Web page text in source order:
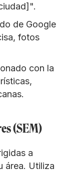
de Google
fotos
con la
(SEM)
a
área. Utiliza